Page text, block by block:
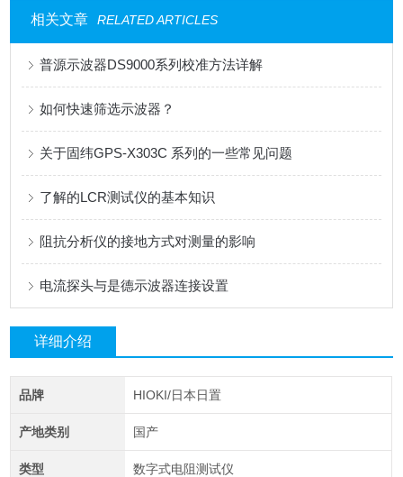
相关文章 RELATED ARTICLES
普源示波器DS9000系列校准方法详解
如何快速筛选示波器？
关于固纬GPS-X303C 系列的一些常见问题
了解的LCR测试仪的基本知识
阻抗分析仪的接地方式对测量的影响
电流探头与是德示波器连接设置
详细介绍
品牌 HIOKI/日本日置
产地类别 国产
类型 数字式电阻测试仪